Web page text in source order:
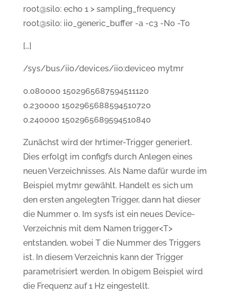
root@silo: echo 1 > sampling_frequency
root@silo: iio_generic_buffer -a -c3 -N0 -T0
[…]
/sys/bus/iio/devices/iio:device0 mytmr
0.080000 1502965687594511120
0.230000 1502965688594510720
0.240000 1502965689594510840
Zunächst wird der hrtimer-Trigger generiert.
Dies erfolgt im configfs durch Anlegen eines
neuen Verzeichnisses. Als Name dafür wurde im
Beispiel mytmr gewählt. Handelt es sich um
den ersten angelegten Trigger, dann hat dieser
die Nummer 0. Im sysfs ist ein neues Device-
Verzeichnis mit dem Namen trigger<T>
entstanden, wobei T die Nummer des Triggers
ist. In diesem Verzeichnis kann der Trigger
parametrisiert werden. In obigem Beispiel wird
die Frequenz auf 1 Hz eingestellt.